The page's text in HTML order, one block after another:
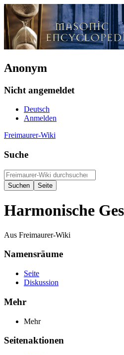
Anonym
Nicht angemeldet
Deutsch
Anmelden
Freimaurer-Wiki
Suche
Harmonische
Aus Freimaurer-Wiki
Namensräume
Seite
Diskussion
Mehr
Mehr
Seitenaktionen